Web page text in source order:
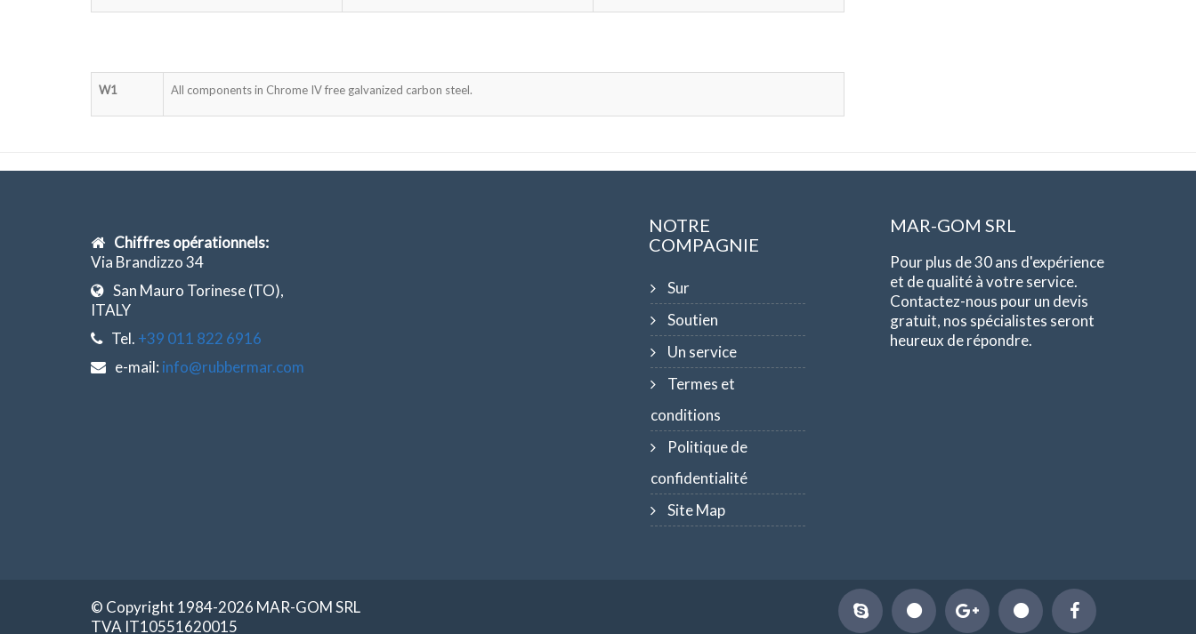
W1 All components in Chrome IV free galvanized carbon steel.
Chiffres opérationnels:
Via Brandizzo 34
San Mauro Torinese (TO),
ITALY
Tel. +39 011 822 6916
e-mail: info@rubbermar.com
NOTRE
COMPAGNIE
Sur
Soutien
Un service
Termes et
conditions
Politique de
confidentialité
Site Map
MAR-GOM SRL
Pour plus de 30 ans d'expérience
et de qualité à votre service.
Contactez-nous pour un devis
gratuit, nos spécialistes seront
heureux de répondre.
© Copyright 1984-2026 MAR-GOM SRL
TVA IT10551620015